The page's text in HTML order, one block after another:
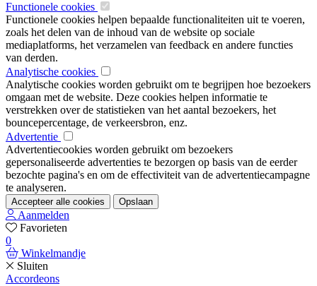
Functionele cookies
Functionele cookies helpen bepaalde functionaliteiten uit te voeren,
zoals het delen van de inhoud van de website op sociale
mediaplatforms, het verzamelen van feedback en andere functies
van derden.
Analytische cookies
Analytische cookies worden gebruikt om te begrijpen hoe bezoekers
omgaan met de website. Deze cookies helpen informatie te
verstrekken over de statistieken van het aantal bezoekers, het
bouncepercentage, de verkeersbron, enz.
Advertentie
Advertentiecookies worden gebruikt om bezoekers
gepersonaliseerde advertenties te bezorgen op basis van de eerder
bezochte pagina's en om de effectiviteit van de advertentiecampagne
te analyseren.
Accepteer alle cookies Opslaan
Aanmelden
Favorieten
0
Winkelmandje
Sluiten
Accordeons